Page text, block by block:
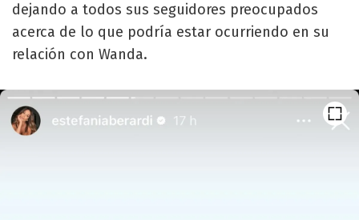
dejando a todos sus seguidores preocupados
acerca de lo que podría estar ocurriendo en su
relación con Wanda.